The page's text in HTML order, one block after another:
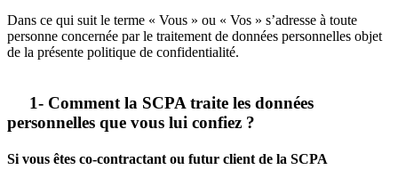
Dans ce qui suit le terme « Vous » ou « Vos » s’adresse à toute
personne concernée par le traitement de données personnelles objet
de la présente politique de confidentialité.
1- Comment la SCPA traite les données
personnelles que vous lui confiez ?
Si vous êtes co-contractant ou futur client de la SCPA